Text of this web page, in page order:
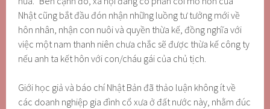
Nhật cũng bắt đầu đón nhận những luồng tư tưởng mới về
hôn nhân, nhận con nuôi và quyền thừa kế, đồng nghĩa với
việc một nam thanh niên chưa chắc sẽ được thừa kế công ty
nếu anh ta kết hôn với con/cháu gái của chủ tịch.
Giới học giả và báo chí Nhật Bản đã thảo luận không ít về
các doanh nghiệp gia đình cổ xưa ở đất nước này, nhằm đúc